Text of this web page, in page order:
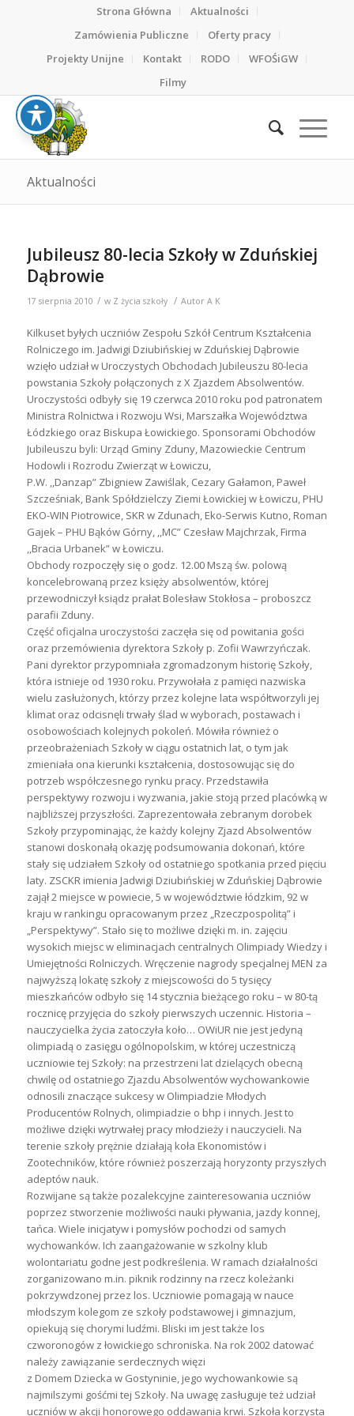
Strona Główna
Aktualności
Zamówienia Publiczne
Oferty pracy
Projekty Unijne
Kontakt RODO
WFOŚiGW
Filmy
Aktualności
Jubileusz 80-lecia Szkoły w Zduńskiej
Dąbrowie
17 sierpnia 2010 / w Z życia szkoły / Autor A K
Kilkuset byłych uczniów Zespołu Szkół Centrum Kształcenia
Rolniczego im. Jadwigi Dziubińskiej w Zduńskiej Dąbrowie
wzięło udział w Uroczystych Obchodach Jubileuszu 80-lecia
powstania Szkoły połączonych z X Zjazdem Absolwentów.
Uroczystości odbyły się 19 czerwca 2010 roku pod patronatem
Ministra Rolnictwa i Rozwoju Wsi, Marszałka Województwa
Łódzkiego oraz Biskupa Łowickiego. Sponsorami Obchodów
Jubileuszu byli: Urząd Gminy Zduny, Mazowieckie Centrum
Hodowli i Rozrodu Zwierząt w Łowiczu,
P.W. ,,Danzap” Zbigniew Zawiślak, Cezary Gałamon, Paweł
Szcześniak, Bank Spółdzielczy Ziemi Łowickiej w Łowiczu, PHU
EKO-WIN Piotrowice, SKR w Zdunach, Eko-Serwis Kutno, Roman
Gajek – PHU Bąków Górny, ,,MC” Czesław Majchrzak, Firma
,,Bracia Urbanek” w Łowiczu.
Obchody rozpoczęły się o godz. 12.00 Mszą św. polową
koncelebrowaną przez księży absolwentów, której
przewodniczył ksiądz prałat Bolesław Stokłosa – proboszcz
parafii Zduny.
Część oficjalna uroczystości zaczęła się od powitania gości
oraz przemówienia dyrektora Szkoły p. Zofii Wawrzyńczak.
Pani dyrektor przypomniała zgromadzonym historię Szkoły,
która istnieje od 1930 roku. Przywołała z pamięci nazwiska
wielu zasłużonych, którzy przez kolejne lata współtworzyli jej
klimat oraz odcisnęli trwały ślad w wyborach, postawach i
osobowościach kolejnych pokoleń. Mówiła również o
przeobrażeniach Szkoły w ciągu ostatnich lat, o tym jak
zmieniała ona kierunki kształcenia, dostosowując się do
potrzeb współczesnego rynku pracy. Przedstawiła
perspektywy rozwoju i wyzwania, jakie stoją przed placówką w
najbliższej przyszłości. Zaprezentowała zebranym dorobek
Szkoły przypominając, że każdy kolejny Zjazd Absolwentów
stanowi doskonałą okazję podsumowania dokonań, które
stały się udziałem Szkoły od ostatniego spotkania przed pięciu
laty. ZSCKR imienia Jadwigi Dziubińskiej w Zduńskiej Dąbrowie
zajął 2 miejsce w powiecie, 5 w województwie łódzkim, 92 w
kraju w rankingu opracowanym przez „Rzeczpospolitą” i
„Perspektywy”. Stało się to możliwe dzięki m. in. zajęciu
wysokich miejsc w eliminacjach centralnych Olimpiady Wiedzy i
Umiejętności Rolniczych. Wręczenie nagrody specjalnej MEN za
najwyższą lokatę szkoły z miejscowości do 5 tysięcy
mieszkańców odbyło się 14 stycznia bieżącego roku – w 80-tą
rocznicę przyjęcia do szkoły pierwszych uczennic. Historia –
nauczycielka życia zatoczyła koło… OWiUR nie jest jedyną
olimpiadą o zasięgu ogólnopolskim, w której uczestniczą
uczniowie tej Szkoły: na przestrzeni lat dzielących obecną
chwilę od ostatniego Zjazdu Absolwentów wychowankowie
odnosili znaczące sukcesy w Olimpiadzie Młodych
Producentów Rolnych, olimpiadzie o bhp i innych. Jest to
możliwe dzięki wytrwałej pracy młodzieży i nauczycieli. Na
terenie szkoły prężnie działają koła Ekonomistów i
Zootechników, które również poszerzają horyzonty przyszłych
adeptów nauk.
Rozwijane są także pozalekcyjne zainteresowania uczniów
poprzez stworzenie możliwości nauki pływania, jazdy konnej,
tańca. Wiele inicjatyw i pomysłów pochodzi od samych
wychowanków. Ich zaangażowanie w szkolny klub
wolontariatu godne jest podkreślenia. W ramach działalności
zorganizowano m.in. piknik rodzinny na rzecz koleżanki
pokrzywdzonej przez los. Uczniowie pomagają w nauce
młodszym kolegom ze szkoły podstawowej i gimnazjum,
opiekują się chorymi ludźmi. Bliski im jest także los
czworonogów z łowickiego schroniska. Na rok 2002 datować
należy zawiązanie serdecznych więzi
z Domem Dziecka w Gostyninie, jego wychowankowie są
najmilszymi gośćmi tej Szkoły. Na uwagę zasługuje też udział
uczniów w akcji honorowego oddawania krwi. Szkoła korzysta